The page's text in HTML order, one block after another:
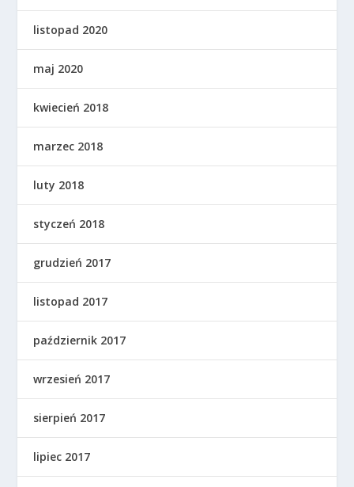
listopad 2020
maj 2020
kwiecień 2018
marzec 2018
luty 2018
styczeń 2018
grudzień 2017
listopad 2017
październik 2017
wrzesień 2017
sierpień 2017
lipiec 2017